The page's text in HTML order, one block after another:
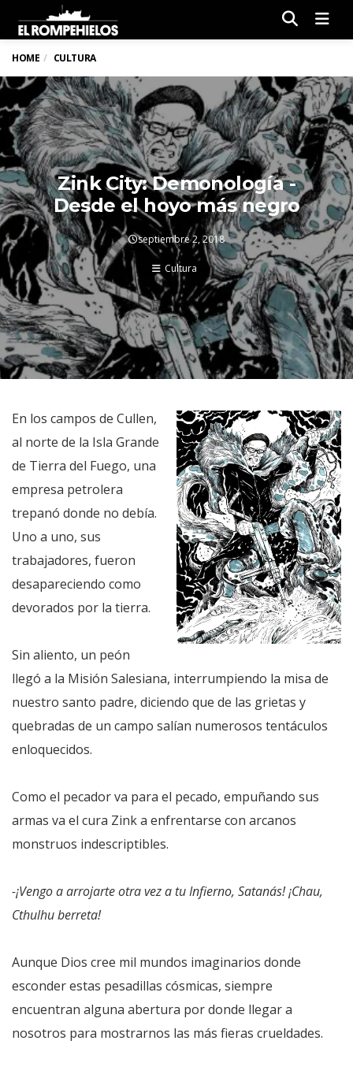
HOME CULTURA
Zink City: Demonología -
Desde el hoyo más negro
septiembre 2, 2018
Cultura
En los campos de Cullen,
al norte de la Isla Grande
de Tierra del Fuego, una
empresa petrolera
trepanó donde no debía.
Uno a uno, sus
trabajadores, fueron
desapareciendo como
devorados por la tierra.
Sin aliento, un peón
llegó a la Misión Salesiana, interrumpiendo la misa de
nuestro santo padre, diciendo que de las grietas y
quebradas de un campo salían numerosos tentáculos
enloquecidos.
Como el pecador va para el pecado, empuñando sus
armas va el cura Zink a enfrentarse con arcanos
monstruos indescriptibles.
-¡Vengo a arrojarte otra vez a tu Infierno, Satanás! ¡Chau,
Cthulhu berreta!
Aunque Dios cree mil mundos imaginarios donde
esconder estas pesadillas cósmicas, siempre
encuentran alguna abertura por donde llegar a
nosotros para mostrarnos las más fieras crueldades.